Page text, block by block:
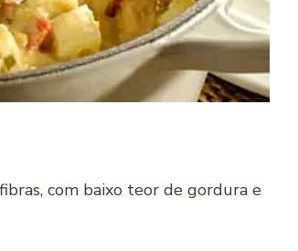
com baixo teor de gordura e